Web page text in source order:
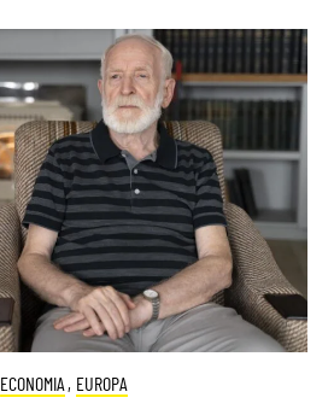
ECONOMIA , EUROPA